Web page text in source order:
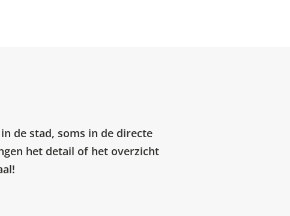
de stad, soms in de directe
het detail of het overzicht